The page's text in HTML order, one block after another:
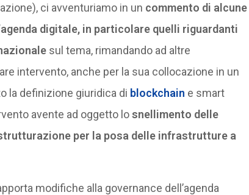
ci avventuriamo in un commento di alcune
digitale, in particolare quelli riguardanti
sul tema, rimandando ad altre
intervento, anche per la sua collocazione in un
la definizione giuridica di blockchain e smart
avente ad oggetto losnellimento delle
per la posa delle infrastrutture a
modifiche alla governance dell’agenda